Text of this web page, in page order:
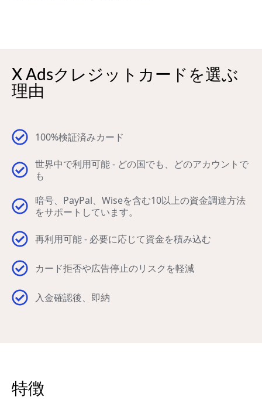
X Adsクレジットカードを選ぶ
理由
100%検証済みカード
世界中で利用可能 - どの国でも、どのアカウントで
も
暗号、PayPal、Wiseを含む10以上の資金調達方法
をサポートしています。
再利用可能 - 必要に応じて資金を積み込む
カード拒否や広告停止のリスクを軽減
入金確認後、即納
特徴